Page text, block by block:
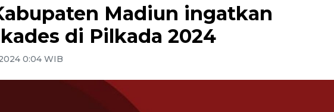
Madiun ingatkan
di Pilkada 2024
0:04 WIB